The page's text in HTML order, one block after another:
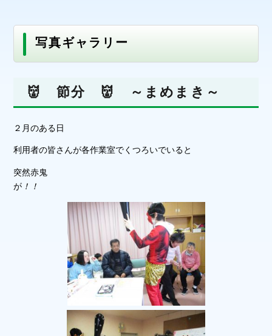
写真ギャラリー
👹 節分 👹 ～まめまき～
２月のある日
利用者の皆さんが各作業室でくつろいでいると
突然赤鬼
が ！